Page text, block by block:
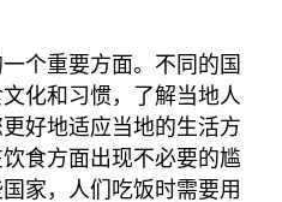
个重要方面。不同的国
化和习惯，了解当地人
好地适应当地的生活方
食方面出现不必要的尴
家，人们吃饭时需要用